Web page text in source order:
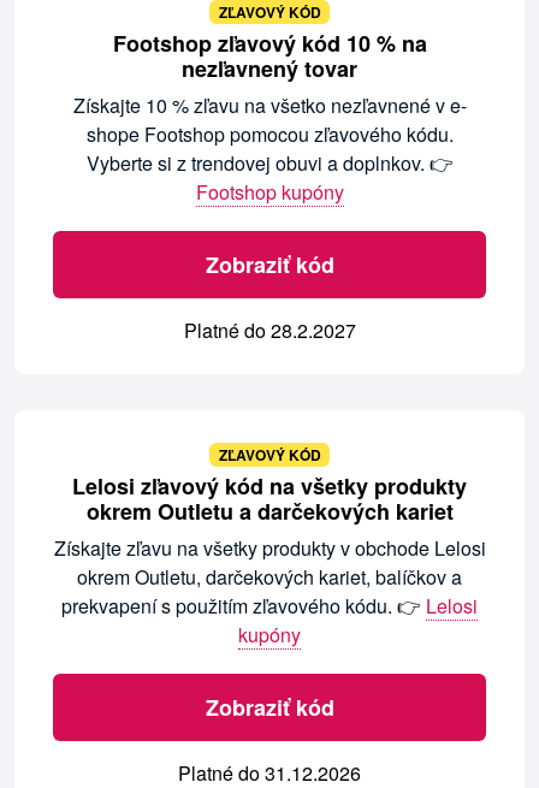
ZĽAVOVÝ KÓD
Footshop zľavový kód 10 % na
nezľavnený tovar
Získajte 10 % zľavu na všetko nezľavnené v e-
shope Footshop pomocou zľavového kódu.
Vyberte si z trendovej obuvi a doplnkov. 👉
Footshop kupóny
Zobraziť kód
Platné do 28.2.2027
ZĽAVOVÝ KÓD
Lelosi zľavový kód na všetky produkty
okrem Outletu a darčekových kariet
Získajte zľavu na všetky produkty v obchode Lelosi
okrem Outletu, darčekových kariet, balíčkov a
prekvapení s použitím zľavového kódu. 👉 Lelosi
kupóny
Zobraziť kód
Platné do 31.12.2026